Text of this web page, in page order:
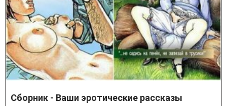
Сборник - Ваши эротические рассказы